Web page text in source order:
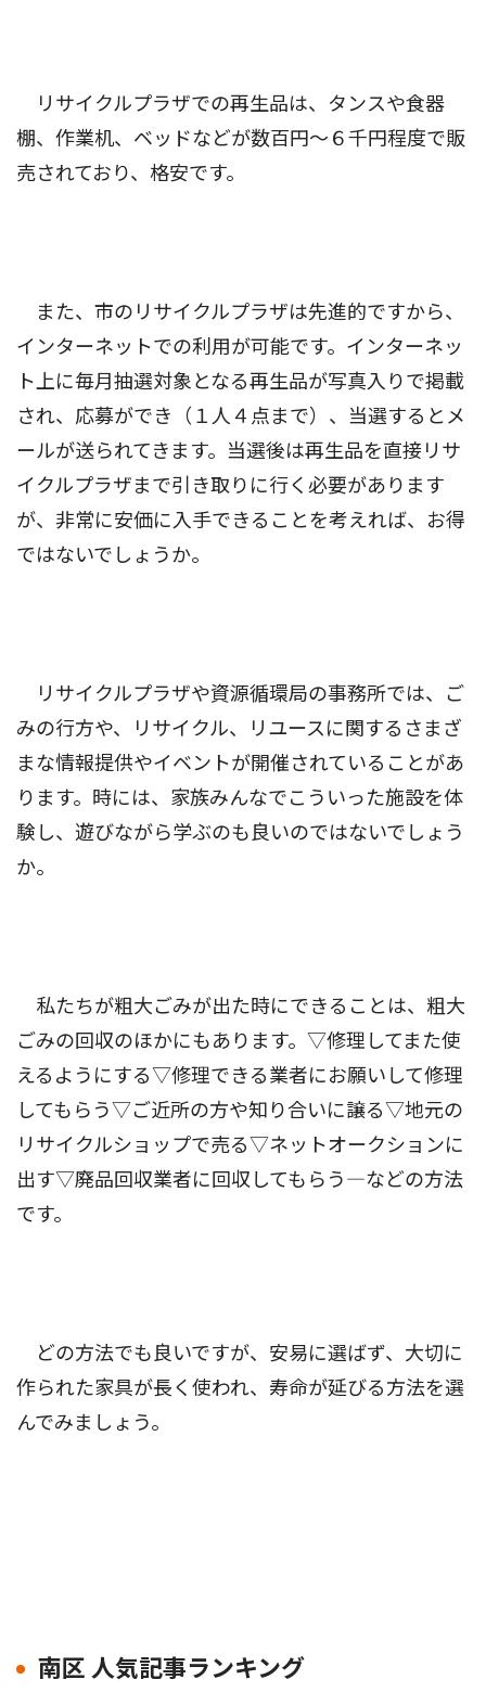
リサイクルプラザでの再生品は、タンスや食器
棚、作業机、ベッドなどが数百円〜６千円程度で販
売されており、格安です。
また、市のリサイクルプラザは先進的ですから、
インターネットでの利用が可能です。インターネッ
ト上に毎月抽選対象となる再生品が写真入りで掲載
され、応募ができ（１人４点まで）、当選するとメ
ールが送られてきます。当選後は再生品を直接リサ
イクルプラザまで引き取りに行く必要があります
が、非常に安価に入手できることを考えれば、お得
ではないでしょうか。
リサイクルプラザや資源循環局の事務所では、ご
みの行方や、リサイクル、リユースに関するさまざ
まな情報提供やイベントが開催されていることがあ
ります。時には、家族みんなでこういった施設を体
験し、遊びながら学ぶのも良いのではないでしょう
か。
私たちが粗大ごみが出た時にできることは、粗大
ごみの回収のほかにもあります。▽修理してまた使
えるようにする▽修理できる業者にお願いして修理
してもらう▽ご近所の方や知り合いに譲る▽地元の
リサイクルショップで売る▽ネットオークションに
出す▽廃品回収業者に回収してもらう―などの方法
です。
どの方法でも良いですが、安易に選ばず、大切に
作られた家具が長く使われ、寿命が延びる方法を選
んでみましょう。
南区 人気記事ランキング